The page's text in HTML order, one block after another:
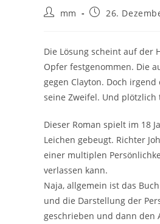
mm 26.
Die Lösung scheint auf der
Opfer festgenommen. Die
gegen Clayton. Doch
seine Zweifel. Und
Dieser Roman spielt im 18
Leichen gebeugt. Richter
einer multiplen
verlassen kann.
Naja, allgemein ist das
und die Darstellung der
geschrieben und dann den